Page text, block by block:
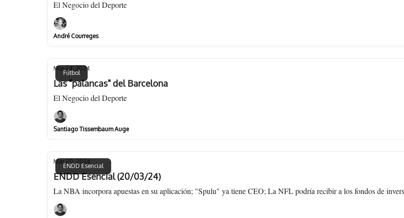
El Negocio del Deporte
André Courreges
Fútbol
Mar 24, 2024
Las "palancas" del Barcelona
El Negocio del Deporte
Santiago Tissembaum Auge
ENDD Esencial
Mar 20, 2024
ENDD Esencial (20/03/24)
La NBA incorpora apuestas en su aplicación; "Spulu" ya tiene CEO; La NFL podría recibir a los fondos de